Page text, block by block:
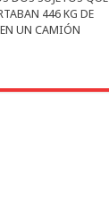
446 KG DE
UN CAMIÓN